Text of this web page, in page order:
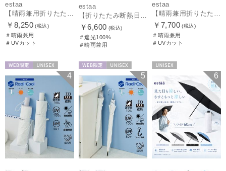
estaa
【晴雨兼用折りたたみ日傘】エスタ(estaa)REIKYAKUパラソル 大きめ60㎝ 世界初の放射冷却素材ラディクール 遮光100 UV100 耐風
￥8,250 (税込)
＃晴雨兼用
＃UVカット
estaa
￥6,600 (税込)
＃遮光100%
＃晴雨兼用
estaa
【晴雨兼用折りたたみ日傘】エスタ(estaa)REIKYAKUパラソル 54㎝ 世界初の放射冷却素材ラディクール 遮光100 UV100 耐風
￥7,700 (税込)
＃晴雨兼用
＃UVカット
4 5 6